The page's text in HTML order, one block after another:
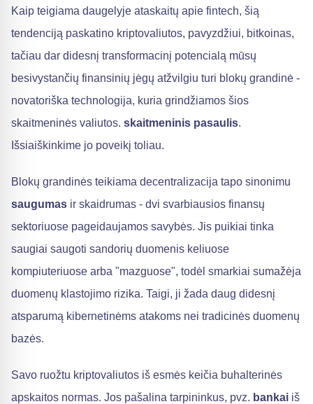
Kaip teigiama daugelyje ataskaitų apie fintech, šią
tendenciją paskatino kriptovaliutos, pavyzdžiui, bitkoinas,
tačiau dar didesnį transformacinį potencialą mūsų
besivystančių finansinių jėgų atžvilgiu turi blokų grandinė -
novatoriška technologija, kuria grindžiamos šios
skaitmeninės valiutos. skaitmeninis pasaulis.
Išsiaiškinkime jo poveikį toliau.
Blokų grandinės teikiama decentralizacija tapo sinonimu
saugumas ir skaidrumas - dvi svarbiausios finansų
sektoriuose pageidaujamos savybės. Jis puikiai tinka
saugiai saugoti sandorių duomenis keliuose
kompiuteriuose arba "mazguose", todėl smarkiai sumažėja
duomenų klastojimo rizika. Taigi, ji žada daug didesnį
atsparumą kibernetinėms atakoms nei tradicinės duomenų
bazės.
Savo ruožtu kriptovaliutos iš esmės keičia buhalterinės
apskaitos normas. Jos pašalina tarpininkus, pvz. bankai iš